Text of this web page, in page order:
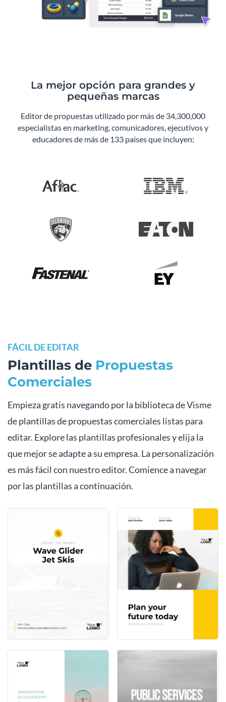
La mejor opción para grandes y
pequeñas marcas
Editor de propuestas utilizado por más de 34,300,000
especialistas en marketing, comunicadores, ejecutivos y
educadores de más de 133 países que incluyen:
FÁCIL DE EDITAR
Plantillas de Propuestas
Comerciales
Empieza gratis navegando por la biblioteca de Visme
de plantillas de propuestas comerciales listas para
editar. Explore las plantillas profesionales y elija la
que mejor se adapte a su empresa. La personalización
es más fácil con nuestro editor. Comience a navegar
por las plantillas a continuación.